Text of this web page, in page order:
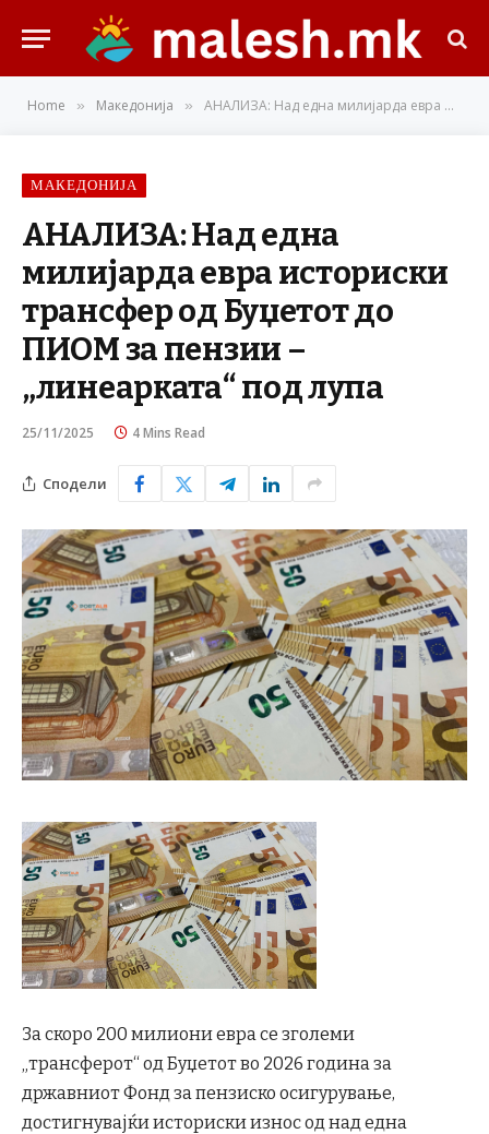
Home » Македонија » АНАЛИЗА: Над една милијарда евра историски трансфер од Буџетот до ПИОМ за пензии – „линеарката“ под лупа
МАКЕДОНИЈА
АНАЛИЗА: Над една
милијарда евра историски
трансфер од Буџетот до
ПИОМ за пензии –
„линеарката“ под лупа
25/11/2025 4 Mins Read
Сподели
За скоро 200 милиони евра се зголеми
„трансферот“ од Буџетот во 2026 година за
државниот Фонд за пензиско осигурување,
достигнувајќи историски износ од над една